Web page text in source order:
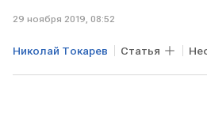
29 ноября 2019, 08:52
Николай Токарев Статья
Энергетика ВСТО КИТАЙ